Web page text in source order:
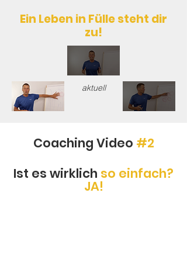
Ein Leben in Fülle steht dir
zu!
aktuell
Coaching Video #2
Ist es wirklich so einfach?
JA!